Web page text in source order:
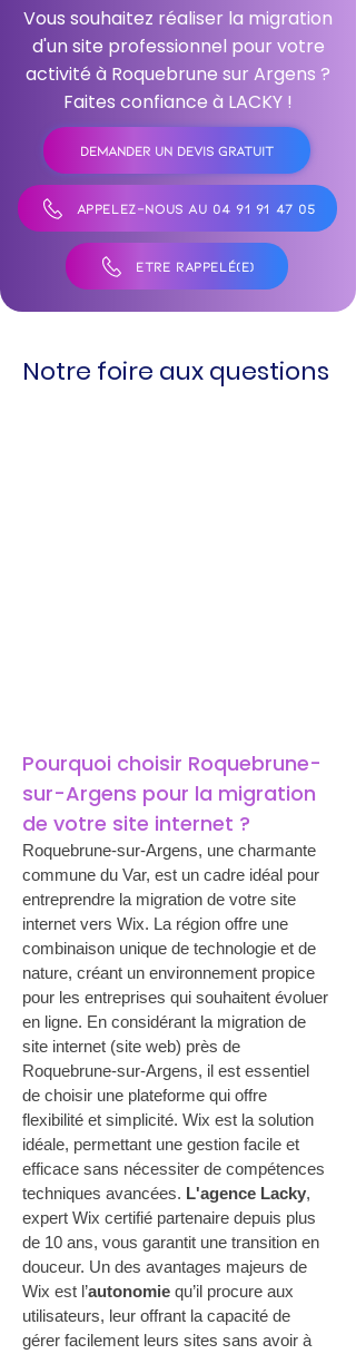
Vous souhaitez réaliser la migration
d'un site professionnel pour votre
activité à Roquebrune sur Argens ?
Faites confiance à LACKY !
DEMANDER UN DEVIS GRATUIT
APPELEZ-NOUS AU 04 91 91 47 05
ÊTRE RAPPELÉ(E)
Notre foire aux questions
Pourquoi choisir Roquebrune-
sur-Argens pour la migration
de votre site internet ?
Roquebrune-sur-Argens, une charmante
commune du Var, est un cadre idéal pour
entreprendre la migration de votre site
internet vers Wix. La région offre une
combinaison unique de technologie et de
nature, créant un environnement propice
pour les entreprises qui souhaitent évoluer
en ligne. En considérant la migration de
site internet (site web) près de
Roquebrune-sur-Argens, il est essentiel
de choisir une plateforme qui offre
flexibilité et simplicité. Wix est la solution
idéale, permettant une gestion facile et
efficace sans nécessiter de compétences
techniques avancées. L'agence Lacky,
expert Wix certifié partenaire depuis plus
de 10 ans, vous garantit une transition en
douceur. Un des avantages majeurs de
Wix est l’autonomie qu’il procure aux
utilisateurs, leur offrant la capacité de
gérer facilement leurs sites sans avoir à